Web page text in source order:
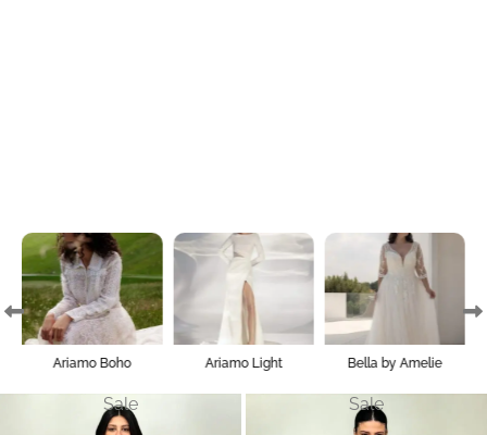
Ariamo Boho Ariamo Light Bella by Amelie
Sale Sale